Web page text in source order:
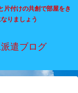
片付けの共創で部屋をき
りましょう
遣ブログ